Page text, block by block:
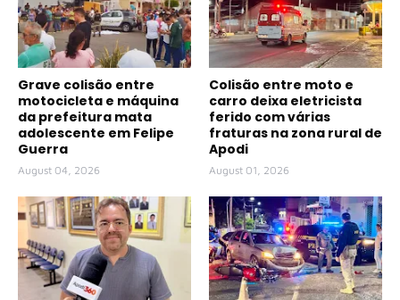
Grave colisão entre
motocicleta e máquina
da prefeitura mata
adolescente em Felipe
Guerra
August 04, 2026
Colisão entre moto e
carro deixa eletricista
ferido com várias
fraturas na zona rural de
Apodi
August 01, 2026